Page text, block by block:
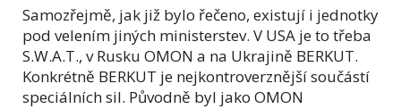
Samozřejmě, jak již bylo řečeno, existují i jednotky
pod velením jiných ministerstev. V USA je to třeba
S.W.A.T., v Rusku OMON a na Ukrajině BERKUT.
Konkrétně BERKUT je nejkontroverznější součástí
speciálních sil. Původně byl jako OMON